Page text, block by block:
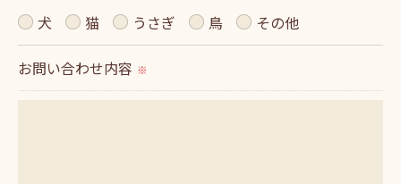
用停止の手続を定めさせて頂いております。
ご本人である事を確認のうえ、対応させて頂きま
す。
個人情報の開示･訂正･削除・利用停止の具体的手続
犬 猫 うさぎ 鳥 その他
お問い合わせ内容 ※